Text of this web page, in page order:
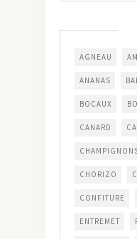
AGNEAU
ANANAS
BOCAUX
CANARD
CHORIZO
CONFITURE
ENTREMET